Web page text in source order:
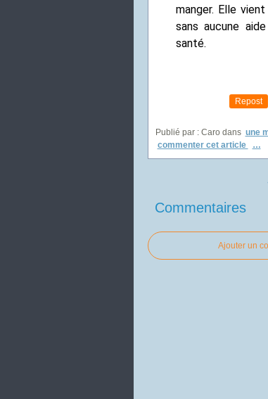
manger. Elle
sans aucune
santé.
Repost
Publié par : Caro dans une
commenter cet article
…
Commentaires
Ajouter un